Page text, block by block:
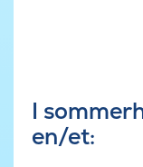
Fra det store
naturgrund,
tænkt på de
I
en/et: